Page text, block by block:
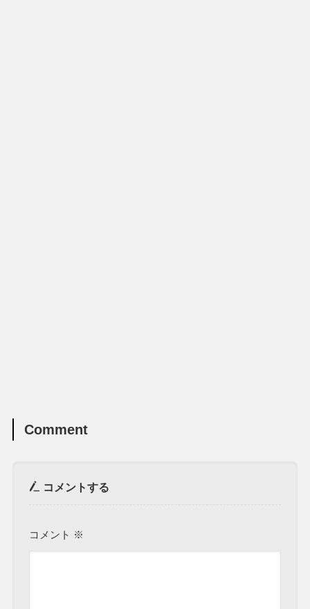
Comment
コメントする
コメント ※